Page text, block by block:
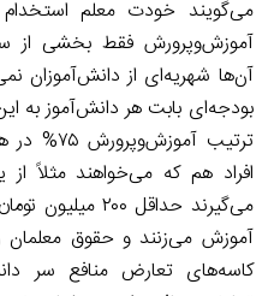
می‌گویند خودت معلم
آموزش‌وپرورش فقط بخشی از
آن‌ها شهریه‌ای از دانش‌آموزان
بودجه‌ای بابت هر دانش‌آموز به
ترتیب
افراد هم که می‌خواهند مثلاً
می‌گیرند حداقل
آموزش می‌زنند و حقوق معلمان
کاسه‌های تعارض منافع سر